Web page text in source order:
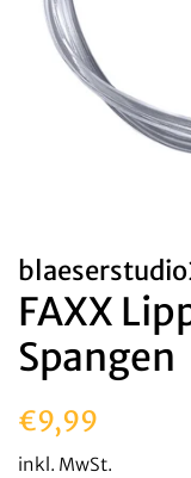
FAXX
Spangen
Normaler
€9,99
inkl. MwSt.